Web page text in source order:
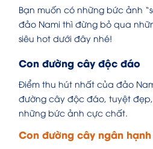
Bạn muốn có những bức ảnh
đảo Nami thì đừng bỏ qua
siêu hot dưới đây nhé!
Con đường cây độc đáo
Điểm thu hút nhất của đảo
đường cây độc đáo, tuyệt
những bức ảnh cực chất.
Con đường cây ngân hạnh